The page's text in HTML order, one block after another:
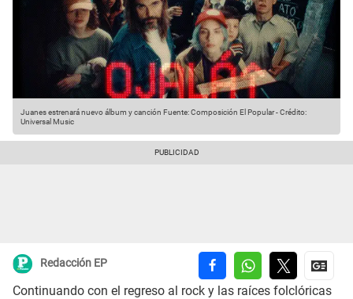
Juanes estrenará nuevo álbum y canción Fuente: Composición El Popular-Crédito:
Universal Music
Redacción EP
Continuando con el regreso al rock y las raíces folclóricas